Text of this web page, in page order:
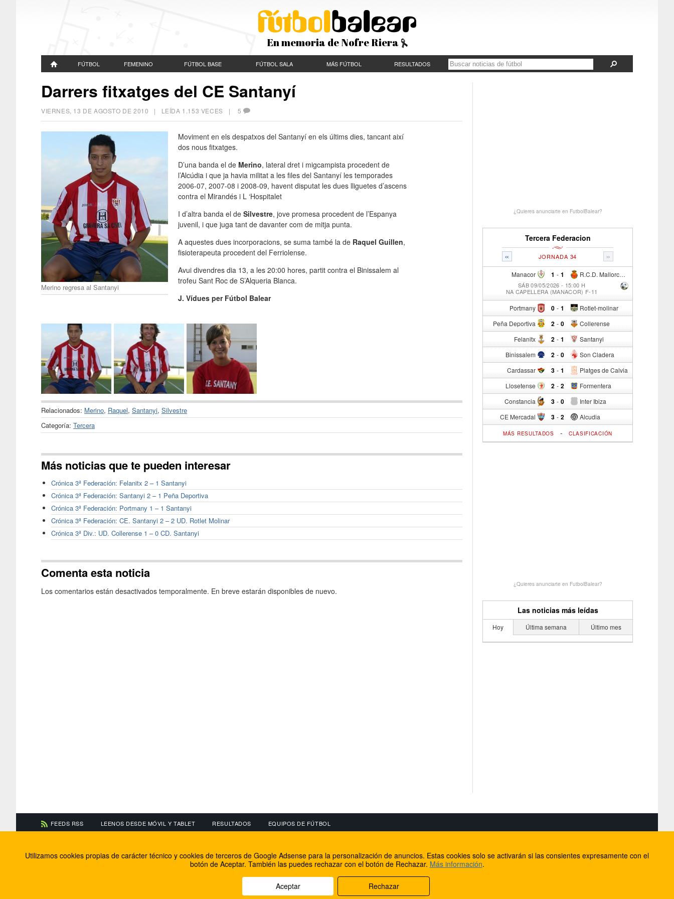
En memoria de Nofre Riera
FÚTBOL FEMENINO FÚTBOL BASE FÚTBOL SALA MÁS FÚTBOL RESULTADOS
Darrers fitxatges del CE Santanyí
VIERNES, 13 DE AGOSTO DE 2010 | LEÍDA 1.153 VECES | 5
Merino regresa al Santanyi
Moviment en els despatxos del Santanyí en els últims dies, tancant així
dos nous fitxatges.
D’una banda el de Merino, lateral dret i migcampista procedent de
l’Alcúdia i que ja havia militat a les files del Santanyí les temporades
2006-07, 2007-08 i 2008-09, havent disputat les dues lliguetes d’ascens
contra el Mirandés i L ‘Hospitalet
I d’altra banda el de Silvestre, jove promesa procedent de l’Espanya
juvenil, i que juga tant de davanter com de mitja punta.
A aquestes dues incorporacions, se suma també la de Raquel Guillen,
fisioterapeuta procedent del Ferriolense.
Avui divendres dia 13, a les 20:00 hores, partit contra el Binissalem al
trofeu Sant Roc de S’Alqueria Blanca.
J. Vídues per Fútbol Balear
Relacionados: Merino, Raquel, Santanyi, Silvestre
Categoría: Tercera
Más noticias que te pueden interesar
Crónica 3ª Federación: Felanitx 2 – 1 Santanyi
Crónica 3ª Federación: Santanyi 2 – 1 Peña Deportiva
Crónica 3ª Federación: Portmany 1 – 1 Santanyi
Crónica 3ª Federación: CE. Santanyi 2 – 2 UD. Rotlet Molinar
Crónica 3ª Div.: UD. Collerense 1 – 0 CD. Santanyi
Comenta esta noticia
Los comentarios están desactivados temporalmente. En breve estarán disponibles de nuevo.
¿Quieres anunciarte en FutbolBalear?
Tercera Federacion
« »
JORNADA 34
Manacor 1 - R.C.D. Mallorca Sad "B"
1
SÁB 09/05/2026 - 15:00 H
NA CAPELLERA (MANACOR) F-11
Portmany 0 - Rotlet-molinar
1
Peña Deportiva 2 - Collerense
0
Felanitx 2 - Santanyi
1
Binissalem 2 - Son Cladera
0
Cardassar 3 - Platges de Calvia
1
Llosetense 2 - Formentera
2
Constancia 3 - Inter Ibiza
0
CE Mercadal 3 - Alcudia
2
MÁS RESULTADOS - CLASIFICACIÓN
¿Quieres anunciarte en FutbolBalear?
Las noticias más leídas
Hoy Última semana Último mes
FEEDS RSS LEENOS DESDE MÓVIL Y TABLET RESULTADOS EQUIPOS DE FÚTBOL
Información de contacto
El equipo de FútbolBalear
Soluciones Corporativas IP
Facebook
Twitter
Internet Rural Mallorca
Registro de dominios
Utilizamos cookies propias de carácter técnico y cookies de terceros de Google Adsense para la personalización de anuncios. Estas cookies solo se activarán si las consientes expresamente con el
botón de Aceptar. También las puedes rechazar con el botón de Rechazar. Más información.
Aceptar Rechazar